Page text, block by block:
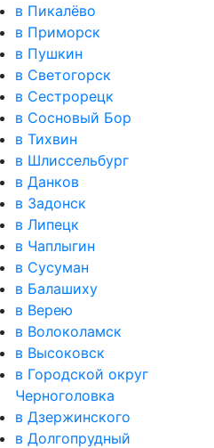
в Пикалёво
в Приморск
в Пушкин
в Светогорск
в Сестрорецк
в Сосновый Бор
в Тихвин
в Шлиссельбург
в Данков
в Задонск
в Липецк
в Чаплыгин
в Сусуман
в Балашиху
в Верею
в Волоколамск
в Высоковск
в Городской округ
Черноголовка
в Дзержинского
в Долгопрудный